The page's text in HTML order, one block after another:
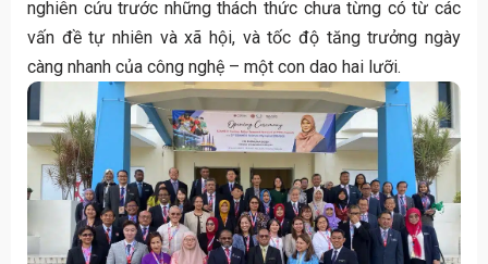
nghiên cứu trước những thách thức chưa từng có từ các
vấn đề tự nhiên và xã hội, và tốc độ tăng trưởng ngày
càng nhanh của công nghệ – một con dao hai lưỡi.